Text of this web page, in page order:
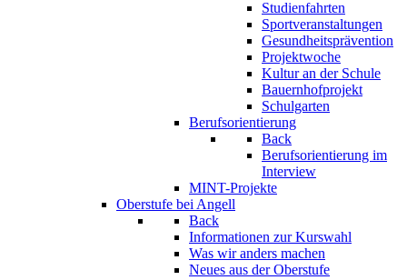
Studienfahrten
Sportveranstaltungen
Gesundheitsprävention
Projektwoche
Kultur an der Schule
Bauernhofprojekt
Schulgarten
Berufsorientierung
Back
Berufsorientierung im
Interview
MINT-Projekte
Oberstufe bei Angell
Back
Informationen zur Kurswahl
Was wir anders machen
Neues aus der Oberstufe